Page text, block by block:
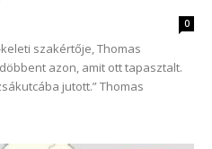
0
szakértője, Thomas
azon, amit ott tapasztalt.
jutott.” Thomas